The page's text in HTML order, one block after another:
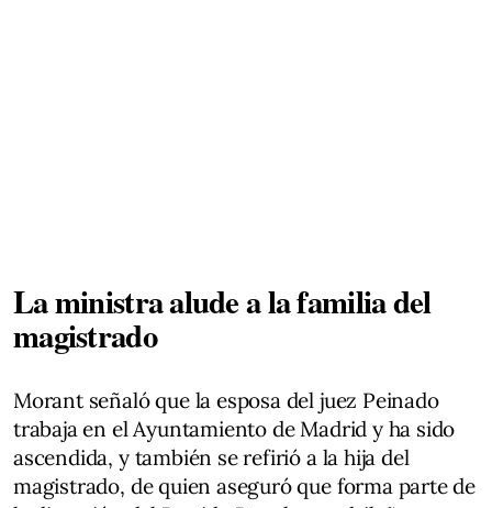
La ministra alude a la familia del
magistrado
Morant señaló que la esposa del juez Peinado
trabaja en el Ayuntamiento de Madrid y ha sido
ascendida, y también se refirió a la hija del
magistrado, de quien aseguró que forma parte de